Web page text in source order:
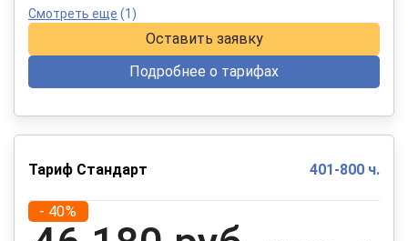
Смотреть еще (1)
Оставить заявку
Подробнее о тарифах
Тариф Стандарт 401-800 ч.
- 40%